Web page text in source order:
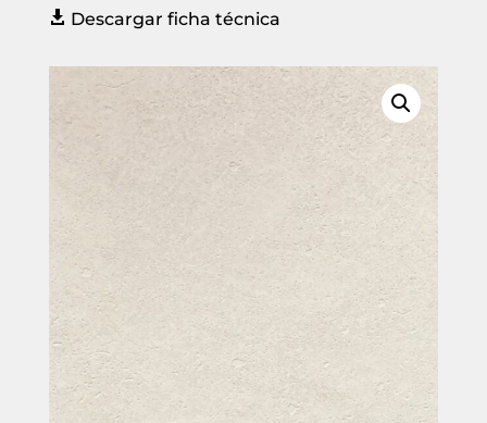
 Descargar ficha técnica